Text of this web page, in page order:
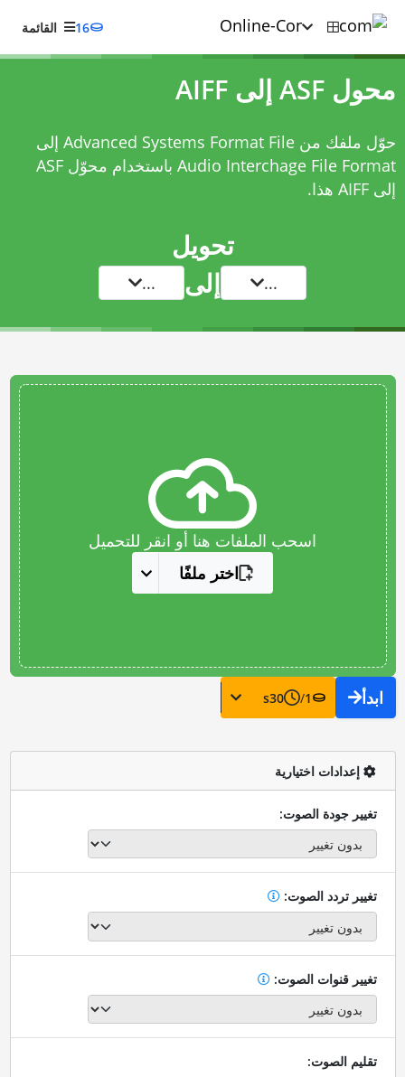
16 القائمة
محول ASF إلى AIFF
حوّل ملفك من Advanced Systems Format File إلى
Audio Interchage File Format باستخدام
محوّل ASF
إلى AIFF
هذا.
تحويل
... إلى ...
اسحب الملفات هنا أو انقر للتحميل
اختر ملفًا
ابدأ 1
/
30
s
إعدادات اختيارية
تغيير جودة الصوت:
تغيير تردد الصوت:
تغيير قنوات الصوت:
تقليم الصوت: